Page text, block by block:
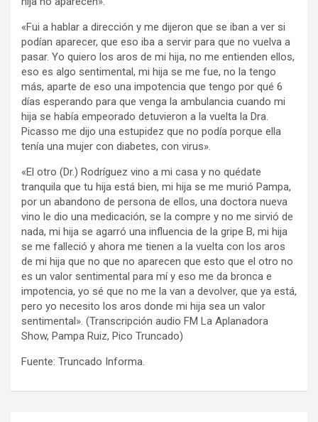
«Fui a hablar a dirección y me dijeron que se iban a ver si
podían aparecer, que eso iba a servir para que no vuelva a
pasar. Yo quiero los aros de mi hija, no me entienden ellos,
eso es algo sentimental, mi hija se me fue, no la tengo
más, aparte de eso una impotencia que tengo por qué 6
días esperando para que venga la ambulancia cuando mi
hija se había empeorado detuvieron a la vuelta la Dra.
Picasso me dijo una estupidez que no podía porque ella
tenía una mujer con diabetes, con virus».
«El otro (Dr.) Rodríguez vino a mi casa y no quédate
tranquila que tu hija está bien, mi hija se me murió Pampa,
por un abandono de persona de ellos, una doctora nueva
vino le dio una medicación, se la compre y no me sirvió de
nada, mi hija se agarró una influencia de la gripe B, mi hija
se me falleció y ahora me tienen a la vuelta con los aros
de mi hija que no que no aparecen que esto que el otro no
es un valor sentimental para mí y eso me da bronca e
impotencia, yo sé que no me la van a devolver, que ya está,
pero yo necesito los aros donde mi hija sea un valor
sentimental». (Transcripción audio FM La Aplanadora
Show, Pampa Ruiz, Pico Truncado)
Fuente: Truncado Informa.